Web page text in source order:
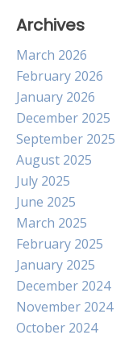
Archives
March 2026
February 2026
January 2026
December 2025
September 2025
August 2025
July 2025
June 2025
March 2025
February 2025
January 2025
December 2024
November 2024
October 2024